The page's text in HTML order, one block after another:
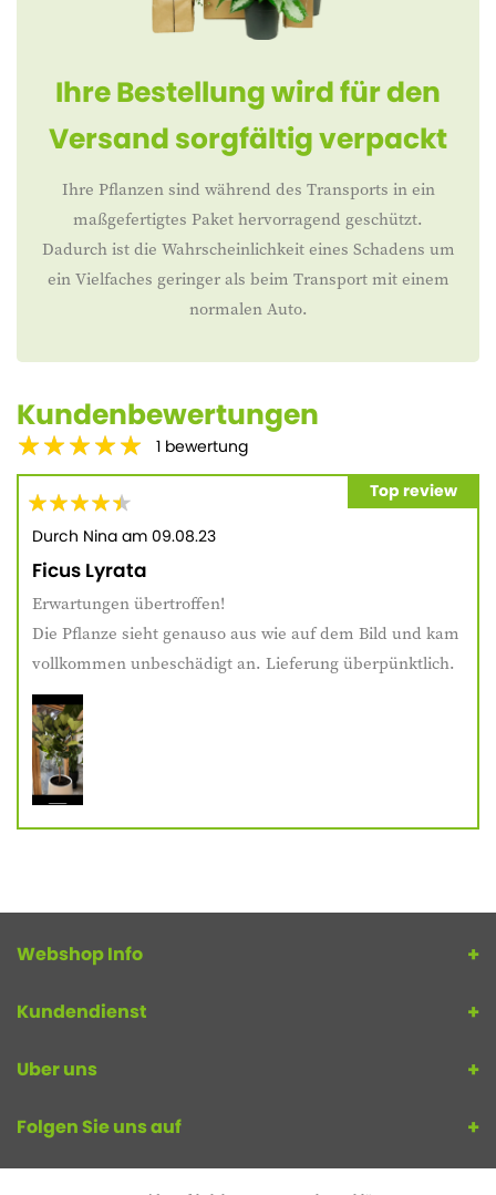
Ihre Bestellung wird für den
Versand sorgfältig verpackt
Ihre Pflanzen sind während des Transports in ein
maßgefertigtes Paket hervorragend geschützt.
Dadurch ist die Wahrscheinlichkeit eines Schadens um
ein Vielfaches geringer als beim Transport mit einem
normalen Auto.
Kundenbewertungen
1 bewertung
Top review
Durch Nina am 09.08.23
Ficus Lyrata
Erwartungen übertroffen!
Die Pflanze sieht genauso aus wie auf dem Bild und kam
vollkommen unbeschädigt an. Lieferung überpünktlich.
Webshop Info
Kundendienst
Uber uns
Folgen Sie uns auf